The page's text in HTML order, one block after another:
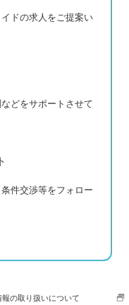
ドの求人をご提案い
どをサポートさせて
件交渉等をフォロー
報の取り扱いについて